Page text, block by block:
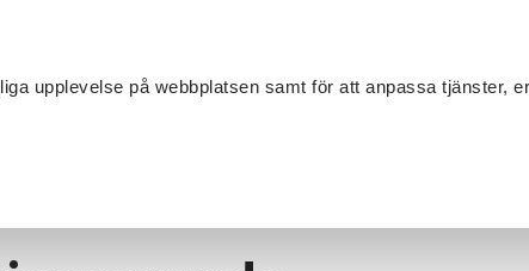
upplevelse på webbplatsen samt för att anpassa tjänster,
EVENEMANG